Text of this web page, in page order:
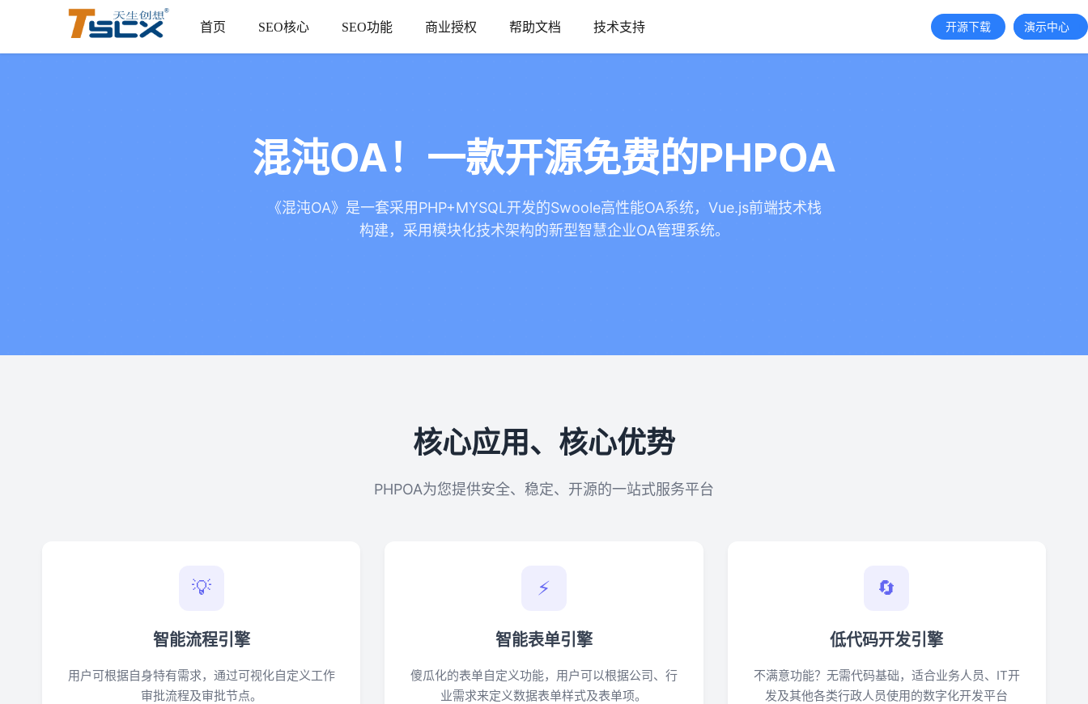
首页 SEO核心 SEO功能 商业授权 帮助文档 技术支持 开源下载 演示中心
混沌OA！一款开源免费的PHPOA
《混沌OA》是一套采用PHP+MYSQL开发的Swoole高性能OA系统，Vue.js前端技术栈
构建，采用模块化技术架构的新型智慧企业OA管理系统。
核心应用、核心优势
PHPOA为您提供安全、稳定、开源的一站式服务平台
💡
智能流程引擎
用户可根据自身特有需求，通过可视化自定义工作
审批流程及审批节点。
⚡
智能表单引擎
傻瓜化的表单自定义功能，用户可以根据公司、行
业需求来定义数据表单样式及表单项。
🔄
低代码开发引擎
不满意功能？无需代码基础，适合业务人员、IT开
发及其他各类行政人员使用的数字化开发平台